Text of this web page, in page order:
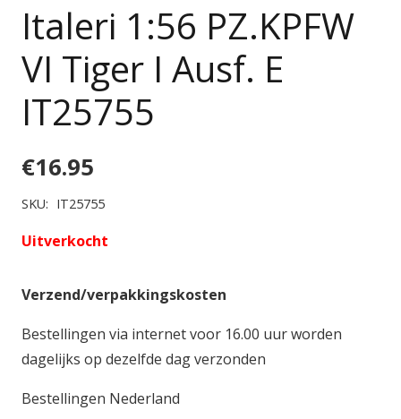
Italeri 1:56 PZ.KPFW
VI Tiger I Ausf. E
IT25755
€16.95
SKU: IT25755
Uitverkocht
Verzend/verpakkingskosten
Bestellingen via internet voor 16.00 uur worden
dagelijks op dezelfde dag verzonden
Bestellingen Nederland